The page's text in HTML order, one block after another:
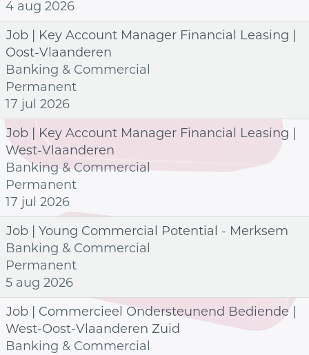
4 aug 2026
Job | Key Account Manager Financial Leasing |
Oost-Vlaanderen
Banking & Commercial
Permanent
17 jul 2026
Job | Key Account Manager Financial Leasing |
West-Vlaanderen
Banking & Commercial
Permanent
17 jul 2026
Job | Young Commercial Potential - Merksem
Banking & Commercial
Permanent
5 aug 2026
Job | Commercieel Ondersteunend Bediende |
West-Oost-Vlaanderen Zuid
Banking & Commercial